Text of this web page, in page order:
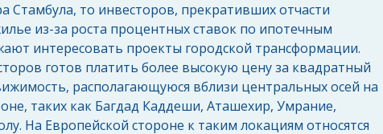
Стамбула, то инвесторов, прекративших отчасти
из-за роста процентных ставок по ипотечным
интересовать проекты городской трансформации.
готов платить более высокую цену за квадратный
располагающуюся вблизи центральных осей на
таких как Багдад Каддеши, Аташехир, Умрание,
На Европейской стороне к таким локациям относятся